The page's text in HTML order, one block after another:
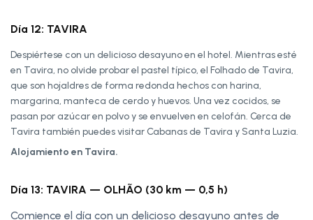
Día 12: TAVIRA
Despiértese con un delicioso desayuno en el hotel. Mientras esté
en Tavira, no olvide probar el pastel típico, el Folhado de Tavira,
que son hojaldres de forma redonda hechos con harina,
margarina, manteca de cerdo y huevos. Una vez cocidos, se
pasan por azúcar en polvo y se envuelven en celofán. Cerca de
Tavira también puedes visitar Cabanas de Tavira y Santa Luzia.
Alojamiento en Tavira.
Día 13: TAVIRA — OLHÃO (30 km — 0,5 h)
Comience el día con un delicioso desayuno antes de